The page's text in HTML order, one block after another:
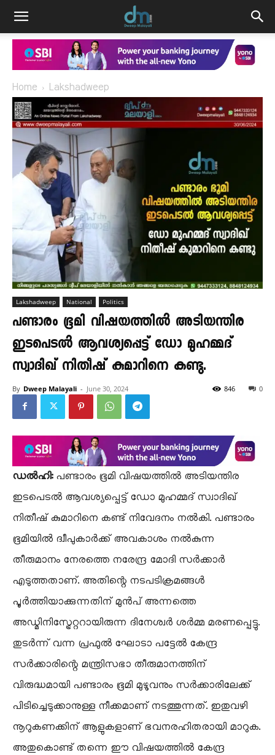
Home Lakshadweep
Lakshadweep National Politics
പണ്ടാരം ഭൂമി വിഷയത്തിൽ അടിയന്തിര
ഇടപെടൽ ആവശ്യപ്പെട്ട് ഡോ മുഹമ്മദ്
സ്വാദിഖ് നിതീഷ് കുമാറിനെ കണ്ടു.
By Dweep Malayali - June 30, 2024 0
846
ഡൽഹി:പണ്ടാരം ഭൂമി വിഷയത്തിൽ അടിയന്തിര
ഇടപെടൽ ആവശ്യപ്പെട്ട് ഡോ മുഹമ്മദ് സ്വാദിഖ്
നിതീഷ് കുമാറിനെ കണ്ട് നിവേദനം നൽകി. പണ്ടാരം
ഭൂമിയിൽ ദ്വീപുകാർക്ക് അവകാശം നൽകുന്ന
തീരുമാനം നേരത്തെ നരേന്ദ്ര മോദി സർക്കാർ
എടുത്തതാണ്. അതിന്റെ നടപടിക്രമങ്ങൾ
പൂർത്തിയാക്കുന്നതിന് മുൻപ് അന്നത്തെ
അഡ്മിനിസ്ട്രേറ്ററായിരുന്ന ദിനേശ്വർ ശർമ്മ മരണപ്പെട്ടു.
തുടർന്ന് വന്ന പ്രഫുൽ ഘോടാ പട്ടേൽ കേന്ദ്ര
സർക്കാരിന്റെ മന്ത്രിസഭാ തീരുമാനത്തിന്
വിരുദ്ധമായി പണ്ടാരം ഭൂമി മുഴുവനും സർക്കാരിലേക്ക്
പിടിച്ചെടുക്കാനുള്ള നീക്കമാണ് നടത്തുന്നത്. ഇതുവഴി
നൂറുകണക്കിന് ആളുകളാണ് ഭവനരഹിതരായി മാറുക.
അതുകൊണ്ട് തന്നെ ഈ വിഷയത്തിൽ കേന്ദ്ര